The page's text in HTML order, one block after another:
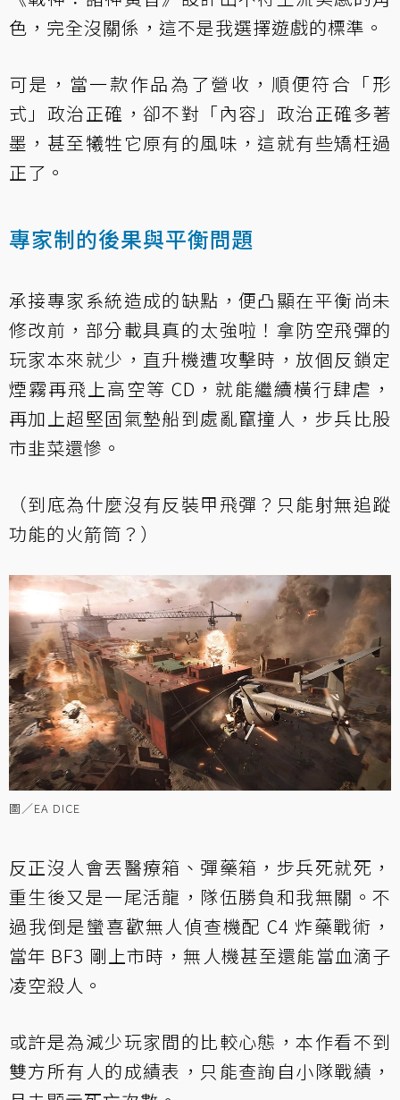
色，完全沒關係，這不是我選擇遊戲的標準。
可是，當一款作品為了營收，順便符合「形
式」政治正確，卻不對「內容」政治正確多著
墨，甚至犧牲它原有的風味，這就有些矯枉過
正了。
專家制的後果與平衡問題
承接專家系統造成的缺點，便凸顯在平衡尚未
修改前，部分載具真的太強啦！拿防空飛彈的
玩家本來就少，直升機遭攻擊時，放個反鎖定
煙霧再飛上高空等 CD，就能繼續橫行肆虐，
再加上超堅固氣墊船到處亂竄撞人，步兵比股
市韭菜還慘。
（到底為什麼沒有反裝甲飛彈？只能射無追蹤
功能的火箭筒？）
圖／EA DICE
反正沒人會丟醫療箱、彈藥箱，步兵死就死，
重生後又是一尾活龍，隊伍勝負和我無關。不
過我倒是蠻喜歡無人偵查機配 C4 炸藥戰術，
當年 BF3 剛上市時，無人機甚至還能當血滴子
凌空殺人。
或許是為減少玩家間的比較心態，本作看不到
雙方所有人的成績表，只能查詢自小隊戰績，